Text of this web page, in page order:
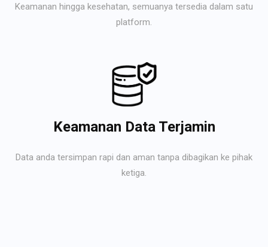
Keamanan hingga kesehatan, semuanya tersedia dalam satu
platform.
Keamanan Data Terjamin
Data anda tersimpan rapi dan aman tanpa dibagikan ke pihak
ketiga.